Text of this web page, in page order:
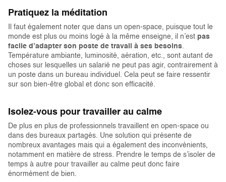
Pratiquez la méditation
Il faut également noter que dans un open-space, puisque tout le
monde est plus ou moins logé à la même enseigne, il n’est pas
facile d’adapter son poste de travail à ses besoins.
Température ambiante, luminosité, aération, etc., sont autant de
choses sur lesquelles un salarié ne peut pas agir, contrairement à
un poste dans un bureau individuel. Cela peut se faire ressentir
sur son bien-être global et donc son efficacité.
Isolez-vous pour travailler au calme
De plus en plus de professionnels travaillent en open-space ou
dans des bureaux partagés. Une solution qui présente de
nombreux avantages mais qui a également des inconvénients,
notamment en matière de stress. Prendre le temps de s’isoler de
temps à autre pour travailler au calme peut donc faire
énormément de bien.